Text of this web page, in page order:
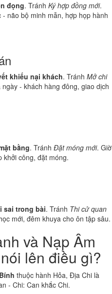
đọng. Tránh Ký hợp đồng mới.
não bộ minh mẫn, hợp họp hành
khiếu nại khách. Tránh Mở chi
- khách hàng đông, giao dịch
bằng. Tránh Đặt móng mới. Giờ
khởi công, đặt móng.
sai trong bài. Tránh Thi cử quan
mới, đêm khuya cho ôn tập sâu.
và Nạp Âm
lên điều gì?
Bính thuộc hành Hỏa, Địa Chi là
- Chi: Can khắc Chi.